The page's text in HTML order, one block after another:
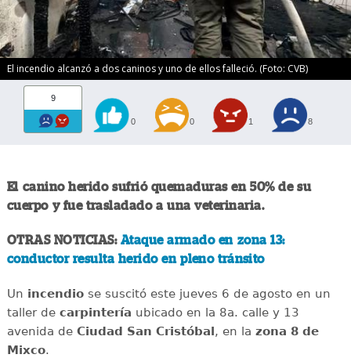
El incendio alcanzó a dos caninos y uno de ellos falleció. (Foto: CVB)
9
0 0 1 8
El canino herido sufrió quemaduras en 50% de su
cuerpo y fue trasladado a una veterinaria.
OTRAS NOTICIAS: Ataque armado en zona 13:
conductor resulta herido en pleno tránsito
Un incendiose suscitó este jueves 6 de agosto en un
taller de carpintería ubicado en la 8a. calle y 13
avenida de Ciudad San Cristóbal, en la zona 8 de
Mixco.